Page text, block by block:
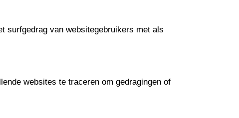
surfgedrag van websitegebruikers met als
websites te traceren om gedragingen of